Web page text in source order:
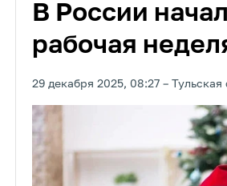
В России
рабочая
29 декабря 2025, 08:27 Тульская